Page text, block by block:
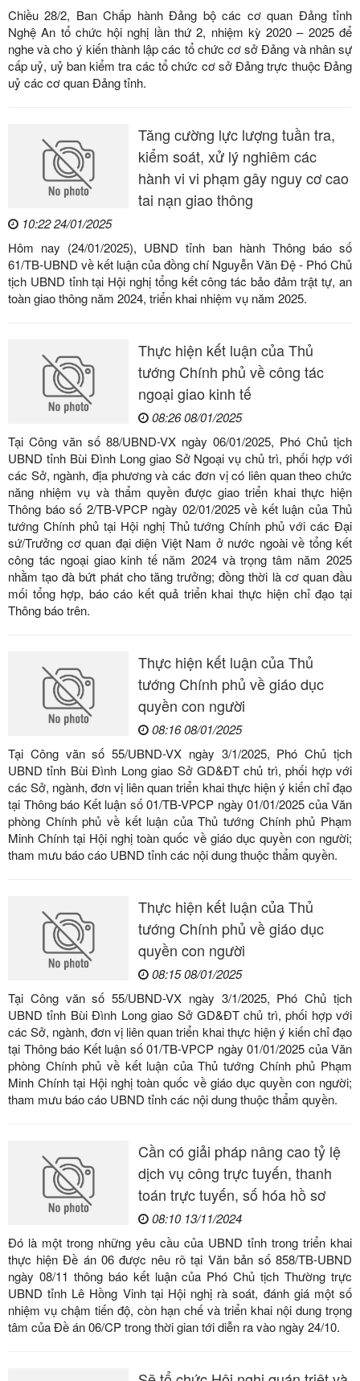
Chiều 28/2, Ban Chấp hành Đảng bộ các cơ quan Đảng tỉnh
Nghệ An tổ chức hội nghị lần thứ 2, nhiệm kỳ 2020 – 2025 để
nghe và cho ý kiến thành lập các tổ chức cơ sở Đảng và nhân sự
cấp uỷ, uỷ ban kiểm tra các tổ chức cơ sở Đảng trực thuộc Đảng
uỷ các cơ quan Đảng tỉnh.
Tăng cường lực lượng tuần tra,
kiểm soát, xử lý nghiêm các
hành vi vi phạm gây nguy cơ cao
tai nạn giao thông
10:22 24/01/2025
Hôm nay (24/01/2025), UBND tỉnh ban hành Thông báo số
61/TB-UBND về kết luận của đồng chí Nguyễn Văn Đệ - Phó Chủ
tịch UBND tỉnh tại Hội nghị tổng kết công tác bảo đảm trật tự, an
toàn giao thông năm 2024, triển khai nhiệm vụ năm 2025.
Thực hiện kết luận của Thủ
tướng Chính phủ về công tác
ngoại giao kinh tế
08:26 08/01/2025
Tại Công văn số 88/UBND-VX ngày 06/01/2025, Phó Chủ tịch
UBND tỉnh Bùi Đình Long giao Sở Ngoại vụ chủ trì, phối hợp với
các Sở, ngành, địa phương và các đơn vị có liên quan theo chức
năng nhiệm vụ và thẩm quyền được giao triển khai thực hiện
Thông báo số 2/TB-VPCP ngày 02/01/2025 về kết luận của Thủ
tướng Chính phủ tại Hội nghị Thủ tướng Chính phủ với các Đại
sứ/Trưởng cơ quan đại diện Việt Nam ở nước ngoài về tổng kết
công tác ngoại giao kinh tế năm 2024 và trọng tâm năm 2025
nhằm tạo đà bứt phát cho tăng trưởng; đồng thời là cơ quan đầu
mối tổng hợp, báo cáo kết quả triển khai thực hiện chỉ đạo tại
Thông báo trên.
Thực hiện kết luận của Thủ
tướng Chính phủ về giáo dục
quyền con người
08:16 08/01/2025
Tại Công văn số 55/UBND-VX ngày 3/1/2025, Phó Chủ tịch
UBND tỉnh Bùi Đình Long giao Sở GD&ĐT chủ trì, phối hợp với
các Sở, ngành, đơn vị liên quan triển khai thực hiện ý kiến chỉ đạo
tại Thông báo Kết luận số 01/TB-VPCP ngày 01/01/2025 của Văn
phòng Chính phủ về kết luận của Thủ tướng Chính phủ Phạm
Minh Chính tại Hội nghị toàn quốc về giáo dục quyền con người;
tham mưu báo cáo UBND tỉnh các nội dung thuộc thẩm quyền.
Thực hiện kết luận của Thủ
tướng Chính phủ về giáo dục
quyền con người
08:15 08/01/2025
Tại Công văn số 55/UBND-VX ngày 3/1/2025, Phó Chủ tịch
UBND tỉnh Bùi Đình Long giao Sở GD&ĐT chủ trì, phối hợp với
các Sở, ngành, đơn vị liên quan triển khai thực hiện ý kiến chỉ đạo
tại Thông báo Kết luận số 01/TB-VPCP ngày 01/01/2025 của Văn
phòng Chính phủ về kết luận của Thủ tướng Chính phủ Phạm
Minh Chính tại Hội nghị toàn quốc về giáo dục quyền con người;
tham mưu báo cáo UBND tỉnh các nội dung thuộc thẩm quyền.
Cần có giải pháp nâng cao tỷ lệ
dịch vụ công trực tuyến, thanh
toán trực tuyến, số hóa hồ sơ
08:10 13/11/2024
Đó là một trong những yêu cầu của UBND tỉnh trong triển khai
thực hiện Đề án 06 được nêu rõ tại Văn bản số 858/TB-UBND
ngày 08/11 thông báo kết luận của Phó Chủ tịch Thường trực
UBND tỉnh Lê Hồng Vinh tại Hội nghị rà soát, đánh giá một số
nhiệm vụ chậm tiến độ, còn hạn chế và triển khai nội dung trọng
tâm của Đề án 06/CP trong thời gian tới diễn ra vào ngày 24/10.